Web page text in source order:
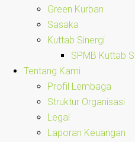
Green Kurban
Sasaka
Kuttab Sinergi
SPMB Kuttab
Tentang Kami
Profil Lembaga
Struktur Organisasi
Legal
Laporan Keuangan